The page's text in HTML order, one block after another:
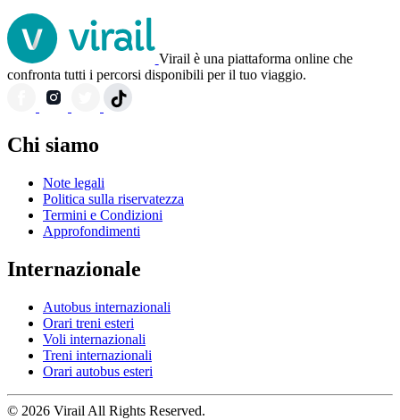
Virail è una piattaforma online che
confronta tutti i percorsi disponibili per il tuo viaggio.
Chi siamo
Note legali
Politica sulla riservatezza
Termini e Condizioni
Approfondimenti
Internazionale
Autobus internazionali
Orari treni esteri
Voli internazionali
Treni internazionali
Orari autobus esteri
© 2026 Virail All Rights Reserved.